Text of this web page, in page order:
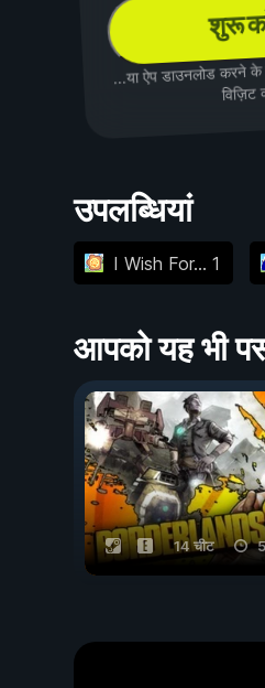
शुरू
...या ऐप डाउनलोड करने
विज़िट
उपलब्धियां
I Wish For... 1
आपको यह भी
14 चीट